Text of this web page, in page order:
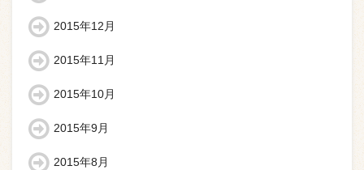
2015年12月
2015年11月
2015年10月
2015年9月
2015年8月